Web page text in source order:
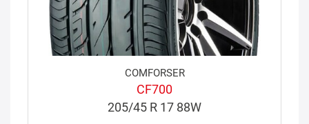
COMFORSER
CF700
205/45 R 17 88W